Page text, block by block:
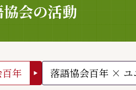
会の活動
年 落語協会百年 × ユ